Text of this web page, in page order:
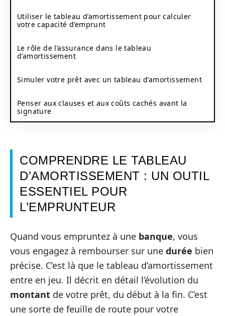
Utiliser le tableau d’amortissement pour calculer
votre capacité d’emprunt
Le rôle de l’assurance dans le tableau
d’amortissement
Simuler votre prêt avec un tableau d’amortissement
Penser aux clauses et aux coûts cachés avant la
signature
COMPRENDRE LE TABLEAU
D’AMORTISSEMENT : UN OUTIL
ESSENTIEL POUR
L’EMPRUNTEUR
Quand vous empruntez à une banque, vous
vous engagez à rembourser sur une durée bien
précise. C’est là que le tableau d’amortissement
entre en jeu. Il décrit en détail l’évolution du
montant de votre prêt, du début à la fin. C’est
une sorte de feuille de route pour votre